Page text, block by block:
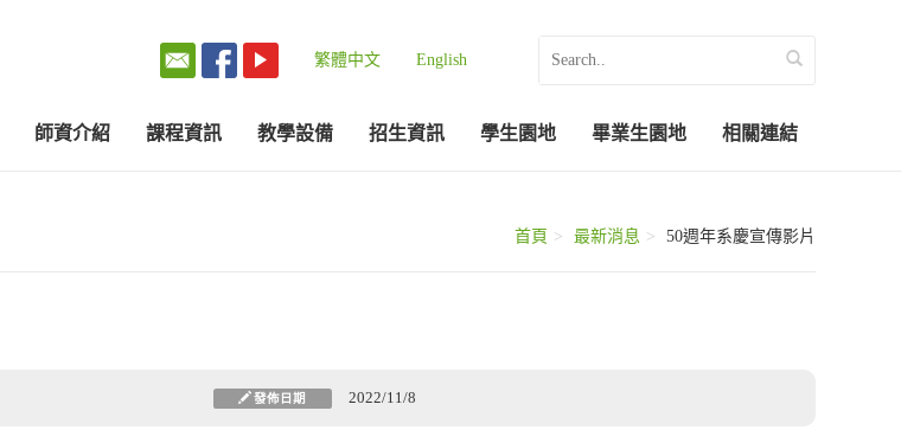
繁體中文 English
師資介紹 課程資訊 教學設備 招生資訊 學生園地 畢業生園地 相關連結
首頁 最新消息 50週年系慶宣傳影片
發佈日期 2022/11/8